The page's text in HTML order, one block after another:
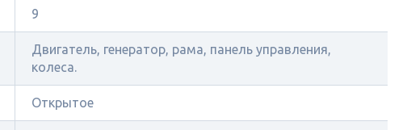
9
Двигатель, генератор, рама, панель управления,
колеса.
Открытое